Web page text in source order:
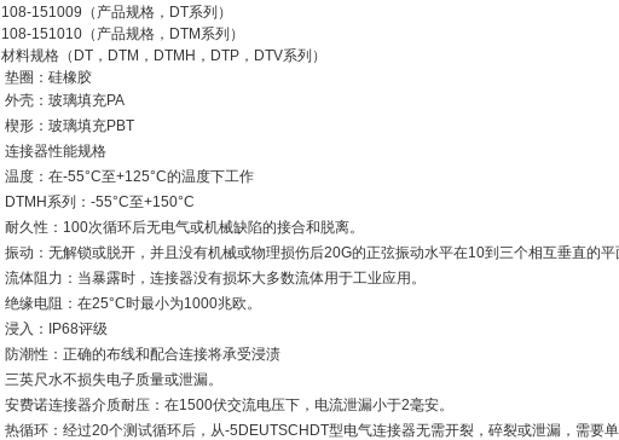
108-151009（产品规格，DT系列）
108-151010（产品规格，DTM系列）
材料规格（DT，DTM，DTMH，DTP，DTV系列）
垫圈：硅橡胶
外壳：玻璃填充PA
楔形：玻璃填充PBT
连接器性能规格
温度：在-55°C至+125°C的温度下工作
DTMH系列：-55°C至+150°C
耐久性：100次循环后无电气或机械缺陷的接合和脱离。
振动：无解锁或脱开，并且没有机械或物理损伤后20G的正弦振动水平在10到三个相互垂直的平
流体阻力：当暴露时，连接器没有损坏大多数流体用于工业应用。
绝缘电阻：在25°C时最小为1000兆欧。
浸入：IP68评级
防潮性：正确的布线和配合连接将承受浸渍
三英尺水不损失电子质量或泄漏。
安费诺连接器介质耐压：在1500伏交流电压下，电流泄漏小于2毫安。
热循环：经过20个测试循环后，从-5DEUTSCHDT型电气连接器无需开裂，碎裂或泄漏，需要单